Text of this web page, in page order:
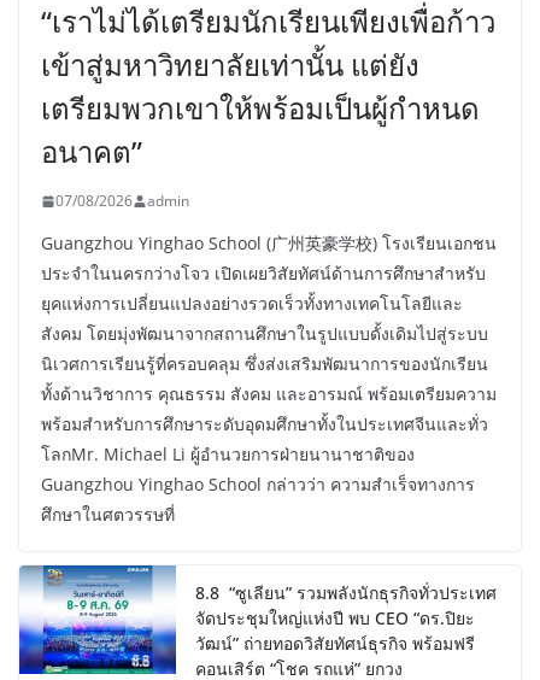
“เราไม่ได้เตรียมนักเรียนเพียงเพื่อก้าว
เข้าสู่มหาวิทยาลัยเท่านั้น แต่ยัง
เตรียมพวกเขาให้พร้อมเป็นผู้กำหนด
อนาคต”
07/08/2026 admin
Guangzhou Yinghao School (广州英豪学校) โรงเรียนเอกชน
ประจำในนครกว่างโจว เปิดเผยวิสัยทัศน์ด้านการศึกษาสำหรับ
ยุคแห่งการเปลี่ยนแปลงอย่างรวดเร็วทั้งทางเทคโนโลยีและ
สังคม โดยมุ่งพัฒนาจากสถานศึกษาในรูปแบบดั้งเดิมไปสู่ระบบ
นิเวศการเรียนรู้ที่ครอบคลุม ซึ่งส่งเสริมพัฒนาการของนักเรียน
ทั้งด้านวิชาการ คุณธรรม สังคม และอารมณ์ พร้อมเตรียมความ
พร้อมสำหรับการศึกษาระดับอุดมศึกษาทั้งในประเทศจีนและทั่ว
โลกMr. Michael Li ผู้อำนวยการฝ่ายนานาชาติของ
Guangzhou Yinghao School กล่าวว่า ความสำเร็จทางการ
ศึกษาในศตวรรษที่
8.8 “ซูเลียน” รวมพลังนักธุรกิจทั่วประเทศ
จัดประชุมใหญ่แห่งปี พบ CEO “ดร.ปิยะ
วัฒน์” ถ่ายทอดวิสัยทัศน์ธุรกิจ พร้อมฟรี
คอนเสิร์ต “โชค รถแห่” ยกวง